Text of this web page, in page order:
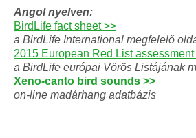
Angol nyelven:
BirdLife fact sheet >>
a BirdLife International megfelelő
2015 European Red List
a BirdLife európai Vörös Listájának
Xeno-canto bird sounds >>
on-line madárhang adatbázis